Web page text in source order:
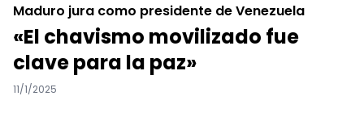
Maduro jura como presidente de Venezuela
«El chavismo movilizado fue
clave para la paz»
11/1/2025